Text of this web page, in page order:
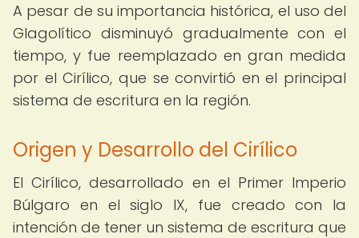
A pesar de su importancia histórica, el uso del
Glagolítico disminuyó gradualmente con el
tiempo, y fue reemplazado en gran medida
por el Cirílico, que se convirtió en el principal
sistema de escritura en la región.
Origen y Desarrollo del Cirílico
El Cirílico, desarrollado en el Primer Imperio
Búlgaro en el siglo IX, fue creado con la
intención de tener un sistema de escritura que